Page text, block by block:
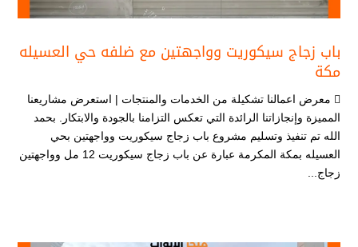
باب زجاج سيكوريت وواجهتين مع ضلفه حي العسيله
مكة
 معرض اعمالنا تشكيلة من الخدمات والمنتجات | استعرض مشاريعنا
المميزة وإنجازاتنا الرائدة التي تعكس التزامنا بالجودة والابتكار. بحمد
الله تم تنفيذ وتسليم مشروع باب زجاج سيكوريت وواجهتين بحي
العسيله بمكة المكرمة عبارة عن باب زجاج سيكوريت 12 مل وواجهتين
زجاج...